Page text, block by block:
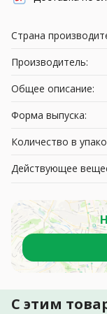
Страна
Производитель:
Общее описание:
Форма выпуска:
Количество в
Действующее
С этим